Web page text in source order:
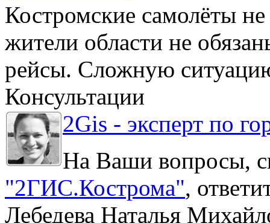
Костромские самолёты
жители области не
рейсы. Сложную
Консультации
2Gis - эксперт по
На Ваши вопросы,
"2ГИС.Кострома",
Лебедева Наталья